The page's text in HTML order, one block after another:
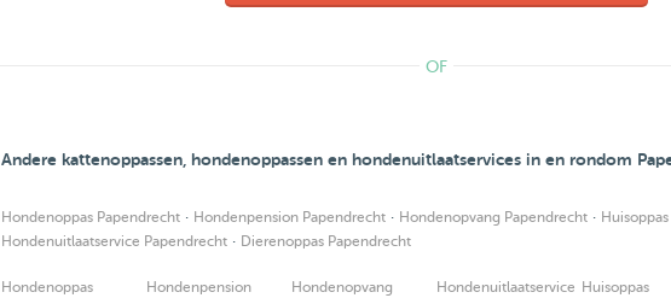
OF
Andere kattenoppassen, hondenoppassen en hondenuitlaatservices in en rondom
Hondenoppas Papendrecht · Hondenpension Papendrecht · Hondenopvang Papendrecht ·
Hondenuitlaatservice Papendrecht · Dierenoppas Papendrecht
Hondenoppas
Hondenpension
Hondenopvang
Hondenuitlaatservice Huisoppas